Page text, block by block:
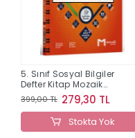
5. Sınıf Sosyal Bilgiler
Defter Kitap Mozaik
Yayınları
399,00 TL 279,30 TL
Stokta Yok